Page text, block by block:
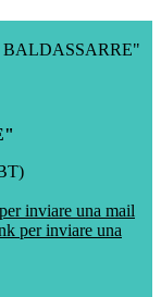
BALDASSARRE"
inviare una mail
per inviare una